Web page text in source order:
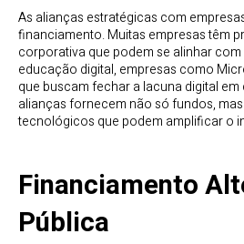
As alianças estratégicas com
financiamento. Muitas empresas têm
corporativa que podem se alinhar
educação digital, empresas como
que buscam fechar a lacuna digital
alianças fornecem não só fundos,
tecnológicos que podem amplificar o
Financiamento
Pública